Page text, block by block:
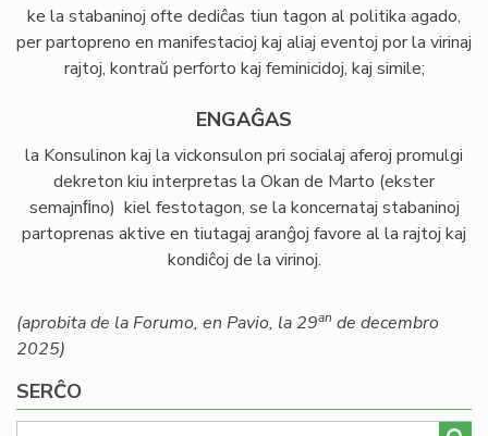
ke la stabaninoj ofte dediĉas tiun tagon al politika agado,
per partopreno en manifestacioj kaj aliaj eventoj por la virinaj
rajtoj, kontraŭ perforto kaj feminicidoj, kaj simile;
ENGAĜAS
la Konsulinon kaj la vickonsulon pri socialaj aferoj promulgi
dekreton kiu interpretas la Okan de Marto (ekster
semajnﬁno) kiel festotagon, se la koncernataj stabaninoj
partoprenas aktive en tiutagaj aranĝoj favore al la rajtoj kaj
kondiĉoj de la virinoj.
(aprobita de la Forumo, en Pavio, la 29an de decembro
2025)
SERĈO